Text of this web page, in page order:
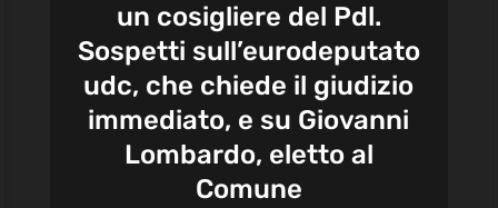
un cosigliere del Pdl.
Sospetti sull’eurodeputato
udc, che chiede il giudizio
immediato, e su Giovanni
Lombardo, eletto al
Comune